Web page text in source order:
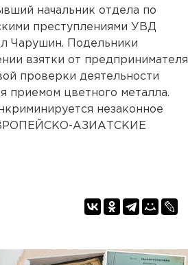
начальник отдела по
преступлениями УВД
Чарушин. Подельники
взятки от предпринимателя
проверки деятельности
приемом цветного металла.
незаконное
АЗИАТСКИЕ